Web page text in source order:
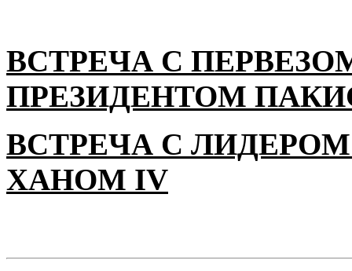
ВСТРЕЧА С
ПРЕЗИДЕНТОМ
ВСТРЕЧА С
ХАНОМ IV